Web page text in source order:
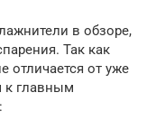
в обзоре,
Так как
отличается от уже
к главным